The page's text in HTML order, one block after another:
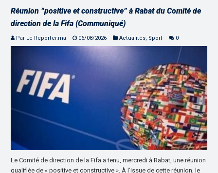
Réunion “positive et constructive” à Rabat du Comité de
direction de la Fifa (Communiqué)
Par Le Reporter.ma 06/08/2026 Actualités, Sport 0
Le Comité de direction de la Fifa a tenu, mercredi à Rabat, une réunion
qualifiée de « positive et constructive ». À l’issue de cette réunion, le